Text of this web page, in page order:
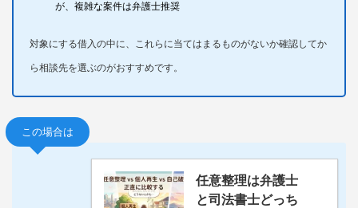
が、複雑な案件は弁護士推奨
対象にする借入の中に、これらに当てはまるものがないか確認してか
ら相談先を選ぶのがおすすめです。
この場合は
任意整理は弁護士
と司法書士どっち